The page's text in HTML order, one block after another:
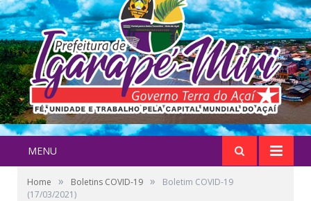
MENU
Home » Boletins COVID-19 »
Boletim COVID-19
(17/03/2021)